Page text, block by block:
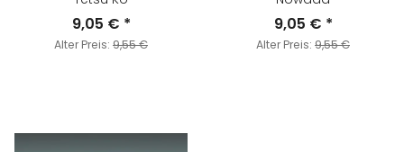
9,05 € *
Alter Preis: 9,55 €
9,05 € *
Alter Preis: 9,55 €